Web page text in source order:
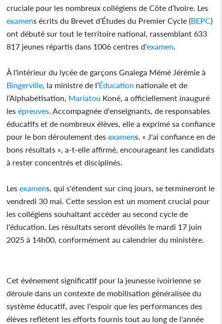
cruciale pour les nombreux collégiens de Côte d’Ivoire. Les
examens écrits du Brevet d’Études du Premier Cycle (BEPC)
ont débuté sur tout le territoire national, rassemblant 633
817 jeunes répartis dans 1006 centres d'examen.
À l'intérieur du lycée de garçons Gnalega Mémé Jérémie à
Bingerville, la ministre de l’Éducation nationale et de
l’Alphabétisation, Mariatou Koné, a officiellement inauguré
lesépreuves. Accompagnée d'enseignants, de responsables
éducatifs et de nombreux élèves, elle a exprimé sa confiance
pour le bon déroulement desexamens. « J'ai confiance en de
bons résultats », a-t-elle affirmé, encourageant les candidats
à rester concentrés et disciplinés.
Lesexamens, qui s'étendent sur cinq jours, se termineront le
vendredi 30 mai. Cette session est un moment crucial pour
les collégiens souhaitant accéder au second cycle de
l'éducation. Les résultats seront dévoilés le mardi 17 juin
2025 à 14h00, conformément au calendrier du ministère.
Cet événement significatif pour la jeunesse ivoirienne se
déroule dans un contexte de mobilisation généralisée du
système éducatif, avec l'espoir que les performances des
élèves reflètent les efforts fournis tout au long de l'année